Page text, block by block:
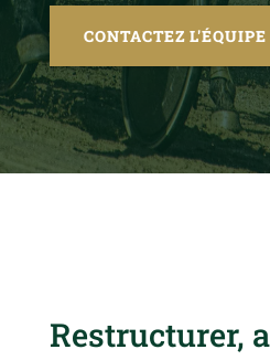
CONTACTEZ
Restructurer,